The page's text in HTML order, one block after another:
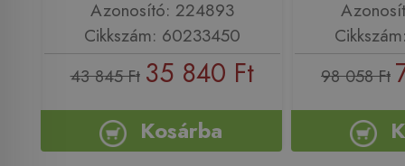
Azonosító: 224893
Cikkszám: 60233450
43 845 Ft 35 840 Ft
Kosárba
98 058 Ft